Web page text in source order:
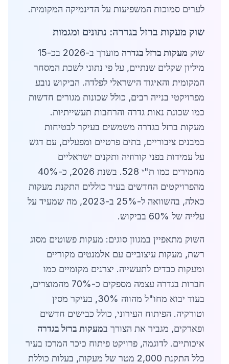
לערים סמוכות המשפיעות על הדינמיקה המקומית.
שוק מעקות ברזל בגדרה: נתונים ומגמות
שוק מעקות ברזל בגדרה
מוערך ב-2026 בכ-15
מיליון שקלים שנתיים, על פי נתוני לשכת המסחר
המקומית והאיגוד הישראלי לפלדה. הביקוש נובע
מפרויקטי בנייה רבים, כולל שכונות מגורים חדשות
כמו שכונת נאות גדרה והרחבות תעשייתיות.
מעקות ברזל בגדרה משמשים בעיקר לבטיחות
במבנים ציבוריים, בתים פרטיים ומפעלים, עם דגש
על עמידות בפני קורוזיה ותקנים ישראליים
מחמירים כמו ת"י 528. בשנת 2026, כ-40%
מהפרויקטים החדשים בעיר כוללים התקנת מעקות
כאלה, בהשוואה ל-25% ב-2023, מה שמעיד על
עלייה של 60% בביקוש.
השוק מתאפיין במגוון סוגים: מעקות פשוטים מסוג
רשת, מעקות עיצוביים עם אלמנטים מקוריים
ומעקות כבדים לתעשייה. יצרנים מקומיים כמו
חברות בגדרה עצמה מספקים כ-70% מהמוצרים,
בעוד יבוא מחו"ל מהווה 30%, בעיקר מסין
וטורקיה. הפיתוח העירוני, כולל כבישים חדשים
ופארקים, מגביר את הצורך במעקות ברזל בגדרה
איכותיים. לדוגמה, פרויקט פיתוח כיכר המרכז בעיר
כלל התקנת 2,000 מטר של מעקות, בעלות כוללת